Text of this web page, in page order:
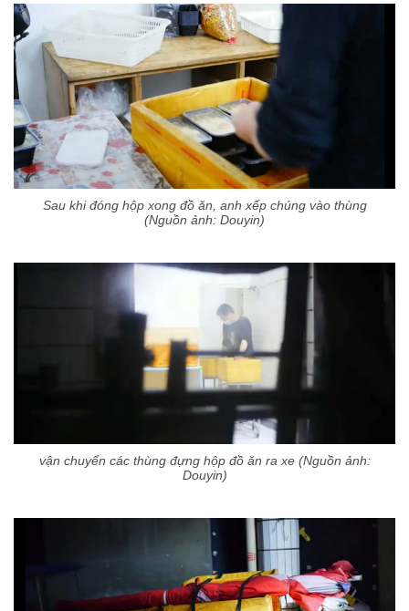
Sau khi đóng hộp xong đồ ăn, anh xếp chúng vào thùng
(Nguồn ảnh: Douyin)
vận chuyển các thùng đựng hộp đồ ăn ra xe (Nguồn ảnh:
Douyin)